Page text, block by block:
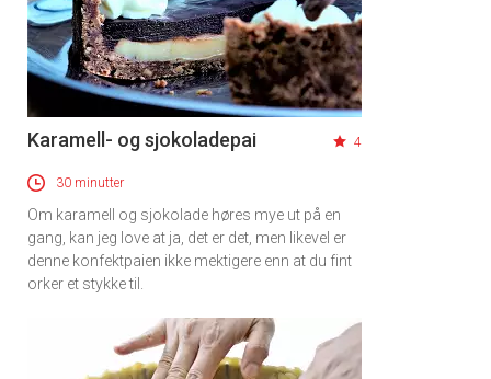
Karamell- og sjokoladepai 4
30 minutter
Om karamell og sjokolade høres mye ut på en
gang, kan jeg love at ja, det er det, men likevel er
denne konfektpaien ikke mektigere enn at du fint
orker et stykke til.